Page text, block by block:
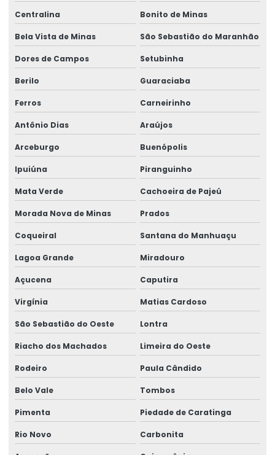
Centralina Bonito de Minas
Bela Vista de Minas São Sebastião do Maranhão
Dores de Campos Setubinha
Berilo Guaraciaba
Ferros Carneirinho
Antônio Dias Araújos
Arceburgo Buenópolis
Ipuiúna Piranguinho
Mata Verde Cachoeira de Pajeú
Morada Nova de Minas Prados
Coqueiral Santana do Manhuaçu
Lagoa Grande Miradouro
Açucena Caputira
Virgínia Matias Cardoso
São Sebastião do Oeste Lontra
Riacho dos Machados Limeira do Oeste
Rodeiro Paula Cândido
Belo Vale Tombos
Pimenta Piedade de Caratinga
Rio Novo Carbonita